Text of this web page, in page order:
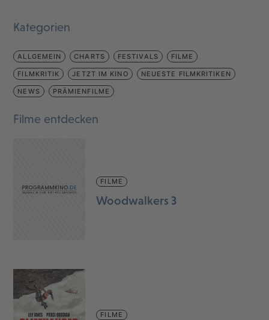
Kategorien
ALLGEMEIN CHARTS FESTIVALS FILME
FILMKRITIK JETZT IM KINO NEUESTE FILMKRITIKEN
NEWS PRÄMIENFILME
Filme entdecken
FILME
Woodwalkers 3
FILME